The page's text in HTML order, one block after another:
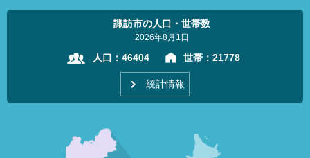
諏訪市の人口・世帯数
2026年8月1日
人口： 46404 世帯： 21778
統計情報